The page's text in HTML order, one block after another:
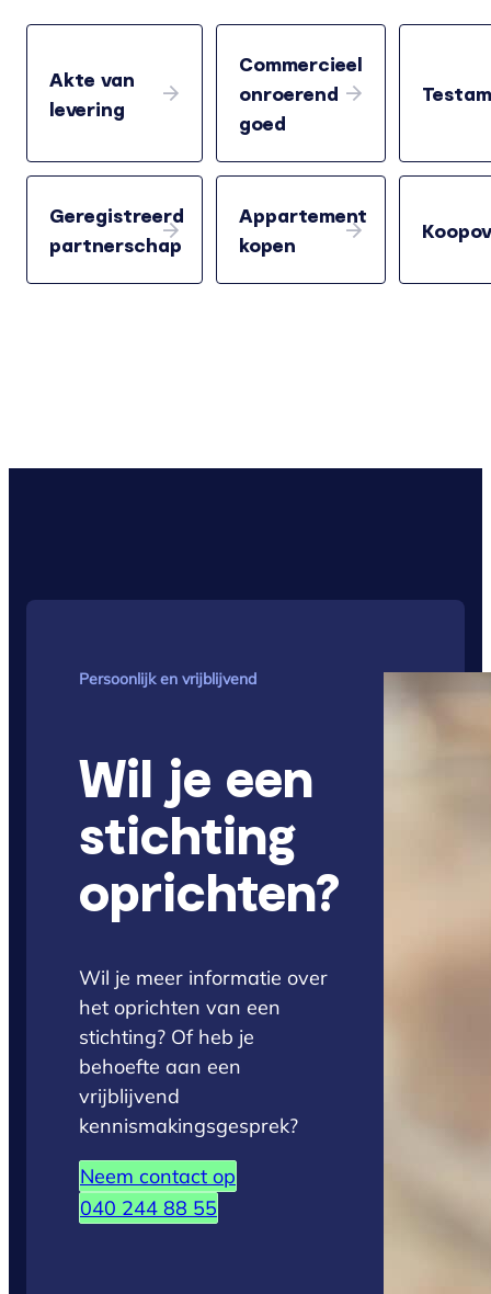
Akte van
levering
Commercieel
onroerend
goed
Geregistreerd
partnerschap
Appartement
kopen
Persoonlijk en vrijblijvend
Wil je een
stichting
oprichten?
Wil je meer informatie over
het oprichten van een
stichting? Of heb je
behoefte aan een
vrijblijvend
kennismakingsgesprek?
Neem contact op
040 244 88 55